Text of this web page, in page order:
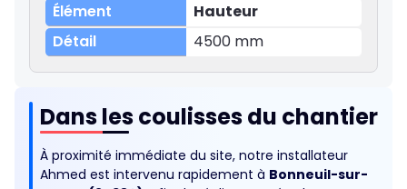
Hauteur
4500 mm
Dans les coulisses du chantier
À proximité immédiate du site, notre installateur
Ahmed est intervenu rapidement à Bonneuil-sur-